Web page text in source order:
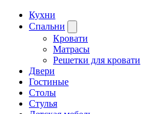
Кухни
Спальни
Кровати
Матрасы
Решетки для кровати
Двери
Гостиные
Столы
Стулья